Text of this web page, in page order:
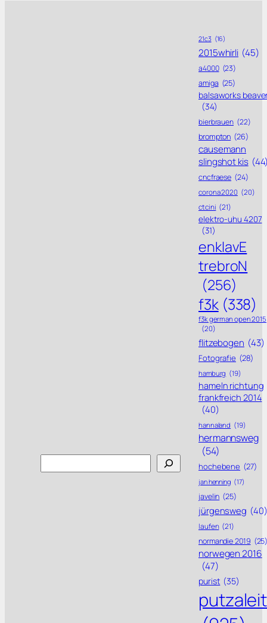
21c3 (16)
2015whirli (45)
a4000 (23)
amiga (25)
balsaworks
(34)
bierbrauen (22)
brompton (26)
causemann
slingshot kis
cncfraese (24)
corona 2020 (20)
ctcini (21)
elektro-uhu 4207
(31)
enklavE
trebroN
(256)
f3k (338)
f3k german open 2015
(20)
flitzebogen (43)
Fotografie (28)
hamburg (19)
hameln richtung
frankfreich 2014
(40)
hannaland (19)
hermannsweg
(54)
hochebene (27)
jan henning (17)
javelin (25)
jürgensweg (40)
laufen (21)
normandie 2019
norwegen 2016
(47)
purist (35)
putzaleit